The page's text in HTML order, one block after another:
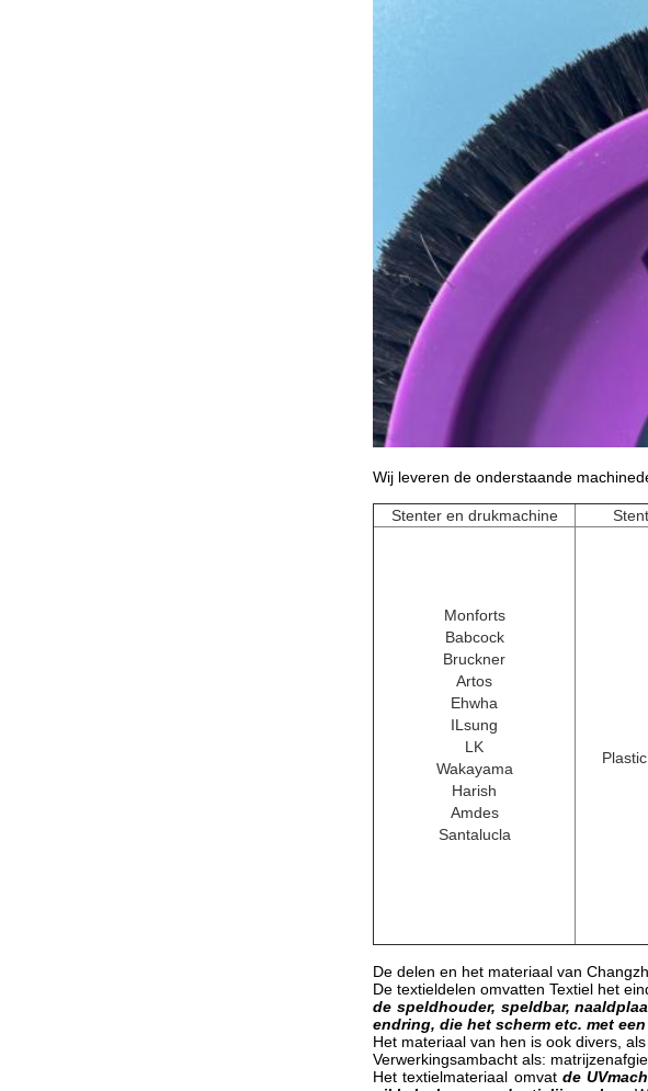
Wij leveren de onderstaande
Stenter en drukmachine
Monforts
Babcock
Bruckner
Artos
Ehwha
ILsung
LK
Wakayama
Harish
Amdes
Santalucla
De delen en het materiaal van
De textieldelen omvatten Textiel het
de speldhouder, speldbar,
endring, die het scherm etc. met
Het materiaal van hen is ook divers,
Verwerkingsambacht als:
Het textielmateriaal omvat de